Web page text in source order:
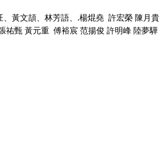
黃文頡、林芳語、 .楊焜堯 許宏榮 陳月貴
祐甄 黃元重 傅裕宸 范揚俊 許明峰 陸夢驊